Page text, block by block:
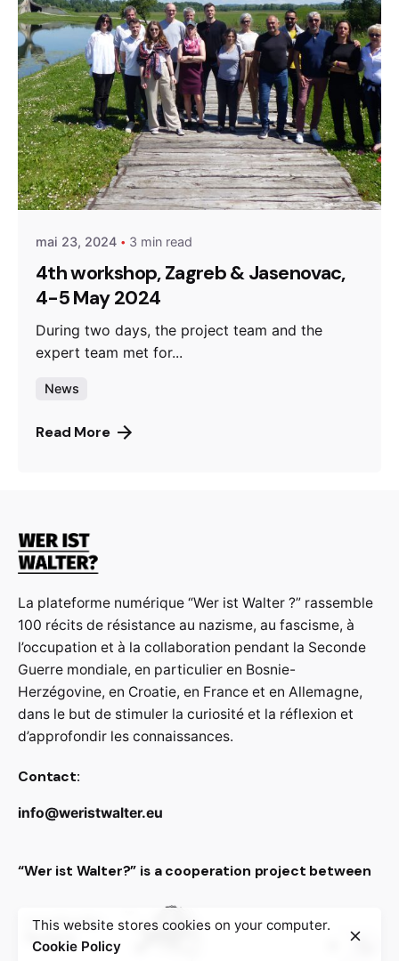
Posted by
admin
mai 23, 2024 3 min read
4th workshop, Zagreb & Jasenovac,
4-5 May 2024
During two days, the project team and the
expert team met for...
News
Read More
La plateforme numérique “Wer ist Walter ?” rassemble
100 récits de résistance au nazisme, au fascisme, à
l’occupation et à la collaboration pendant la Seconde
Guerre mondiale, en particulier en Bosnie-
Herzégovine, en Croatie, en France et en Allemagne,
dans le but de stimuler la curiosité et la réflexion et
d’approfondir les connaissances.
Contact:
info@weristwalter.eu
“Wer ist Walter?” is a cooperation project between
This website stores cookies on your computer.
Cookie Policy